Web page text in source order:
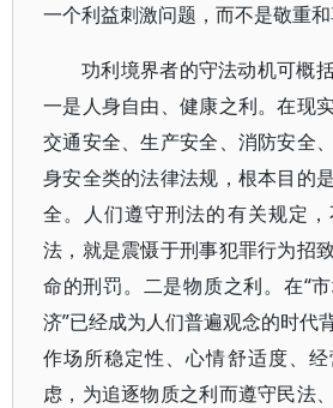
一个利益刺激问题，而不是敬重
功利境界者的守法动机可概
一是人身自由、健康之利。在现
交通安全、生产安全、消防安全
身安全类的法律法规，根本目的
全。人们遵守刑法的有关规定
法，就是震慑于刑事犯罪行为招
命的刑罚。二是物质之利。在“
济”已经成为人们普遍观念的时代
作场所稳定性、心情舒适度、
虑，为追逐物质之利而遵守民法